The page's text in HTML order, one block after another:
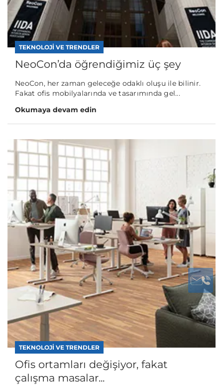
TEKNOLOJI VE TRENDLER
NeoCon’da öğrendiğimiz üç şey
NeoCon, her zaman geleceğe odaklı oluşu ile bilinir.
Fakat ofis mobilyalarında ve tasarımında gel...
Okumaya devam edin
TEKNOLOJI VE TRENDLER
Ofis ortamları değişiyor, fakat
çalışma masalar...